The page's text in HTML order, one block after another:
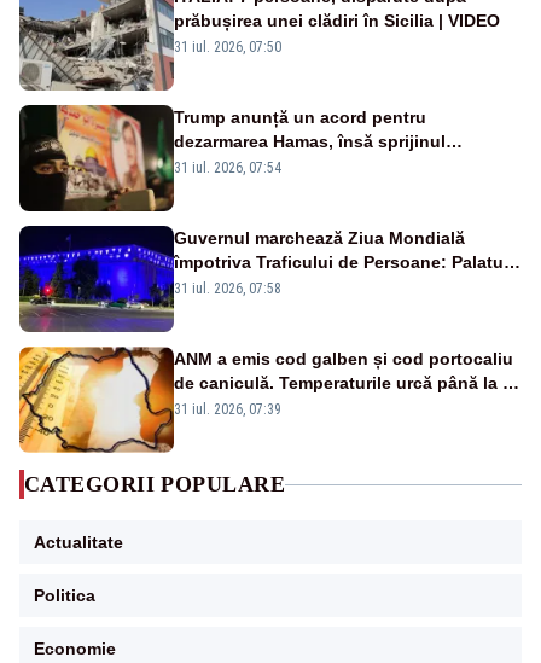
prăbușirea unei clădiri în Sicilia | VIDEO
31 iul. 2026, 07:50
Trump anunță un acord pentru
dezarmarea Hamas, însă sprijinul
Israelului rămâne incert
31 iul. 2026, 07:54
Guvernul marchează Ziua Mondială
împotriva Traficului de Persoane: Palatul
Victoria, iluminat în albastru
31 iul. 2026, 07:58
ANM a emis cod galben și cod portocaliu
de caniculă. Temperaturile urcă până la 38
de grade, iar nopțile devin tropicale
31 iul. 2026, 07:39
CATEGORII POPULARE
Actualitate
Politica
Economie